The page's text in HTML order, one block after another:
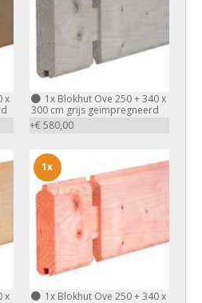
x
1xBlokhut Ove 250 + 340 x
300 cm grijs geïmpregneerd
+€ 580,00
x
1xBlokhut Ove 250 + 340 x
1x